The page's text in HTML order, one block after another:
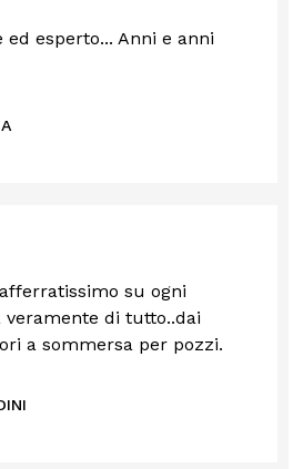
ed esperto... Anni e anni
su ogni
veramente di tutto..dai
a sommersa per pozzi.